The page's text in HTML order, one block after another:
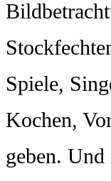
Spiele,
Kochen,
geben.